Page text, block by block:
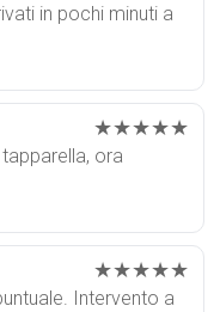
in pochi minuti a
★★★★★
ora
★★★★★
Intervento a